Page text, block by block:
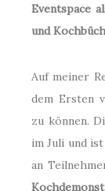
Eventspace
und
Auf meiner
dem Ersten
zu können.
im Juli und
an